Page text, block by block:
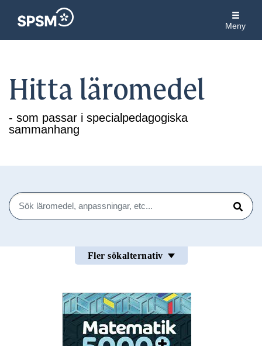
Meny
Hitta läromedel
- som passar i specialpedagogiska
sammanhang
Sök
Sök
Fler sökalternativ